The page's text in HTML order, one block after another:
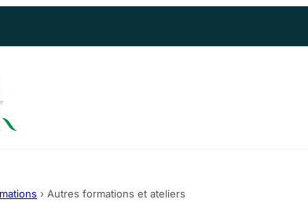
› Autres formations et ateliers